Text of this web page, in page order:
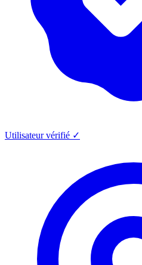
Utilisateur vérifié ✓